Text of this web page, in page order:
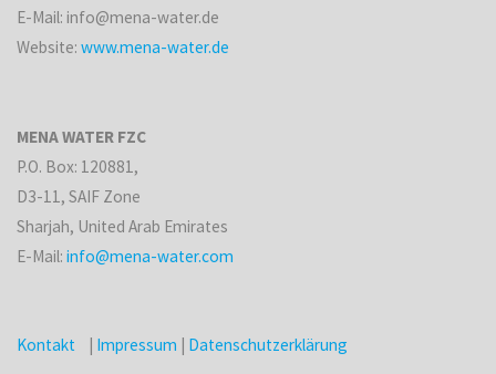
E-Mail: info@mena-water.de
Website:www.mena-water.de
MENA WATER FZC
P.O. Box: 120881,
D3-11, SAIF Zone
Sharjah, United Arab Emirates
E-Mail:info@mena-water.com
Kontakt Impressum Datenschutzerklärung